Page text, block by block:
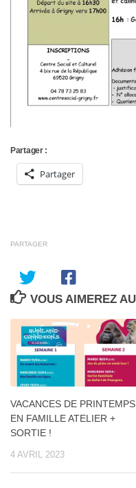
Partager :
Partager
PARTAGER
VOUS AIMEREZ
VACANCES DE PRINTEMPS
EN FAMILLE ATELIER +
SORTIE !
4 AVRIL 2023